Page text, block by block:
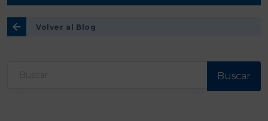
Volver al Blog
Buscar